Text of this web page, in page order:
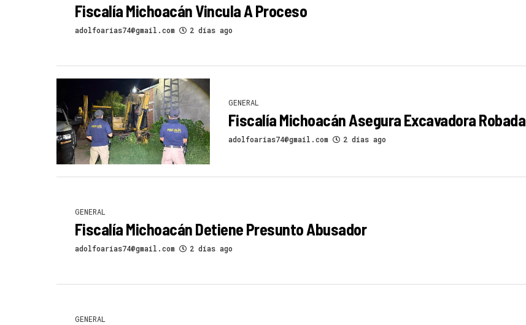
Fiscalía Michoacán Vincula A Proceso
adolfoarias74@gmail.com 2 días ago
GENERAL
Fiscalía Michoacán Asegura Excavadora Robada
adolfoarias74@gmail.com 2 días ago
GENERAL
Fiscalía Michoacán Detiene Presunto Abusador
adolfoarias74@gmail.com 2 días ago
GENERAL